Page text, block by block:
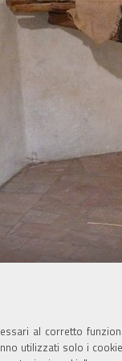
al corretto
utilizzati solo i